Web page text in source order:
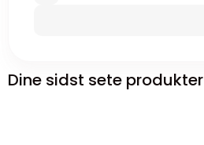
Dine sidst sete produkter